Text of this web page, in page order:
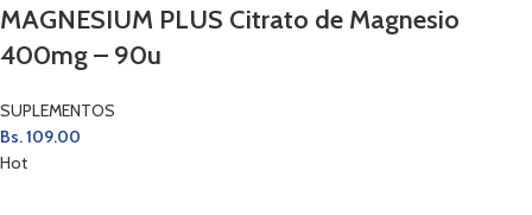
MAGNESIUM PLUS Citrato de Magnesio
400mg – 90u
SUPLEMENTOS
Bs.109.00
Hot